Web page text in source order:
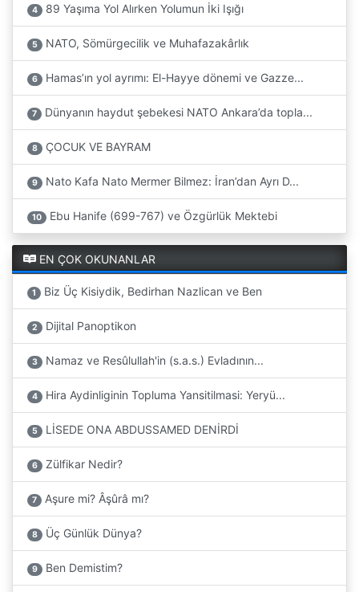
4 89 Yaşıma Yol Alırken Yolumun İki Işığı
5 NATO, Sömürgecilik ve Muhafazakârlık
6 Hamas’ın yol ayrımı: El-Hayye dönemi ve Gazze...
7 Dünyanın haydut şebekesi NATO Ankara’da topla...
8 ÇOCUK VE BAYRAM
9 Nato Kafa Nato Mermer Bilmez: İran’dan Ayrı D...
10 Ebu Hanife (699-767) ve Özgürlük Mektebi
EN ÇOK OKUNANLAR
1 Biz Üç Kisiydik, Bedirhan Nazlican ve Ben
2 Dijital Panoptikon
3 Namaz ve Resûlullah'in (s.a.s.) Evladının...
4 Hira Aydinliginin Topluma Yansitilmasi: Yeryü...
5 LİSEDE ONA ABDUSSAMED DENİRDİ
6 Zülfikar Nedir?
7 Aşure mi? Âşûrâ mı?
8 Üç Günlük Dünya?
9 Ben Demistim?